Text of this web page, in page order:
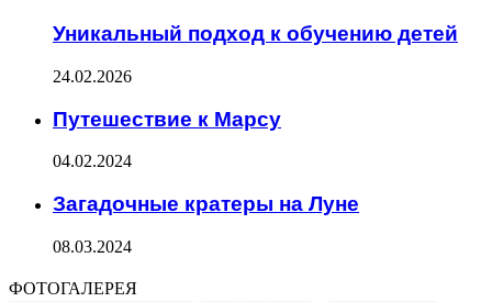
Уникальный подход к обучению детей
24.02.2026
Путешествие к Марсу
04.02.2024
Загадочные кратеры на Луне
08.03.2024
ФОТОГАЛЕРЕЯ